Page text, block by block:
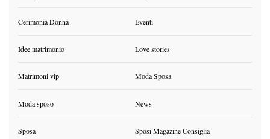
Cerimonia Donna Eventi
Idee matrimonio Love stories
Matrimoni vip Moda Sposa
Moda sposo News
Sposa Sposi Magazine Consiglia